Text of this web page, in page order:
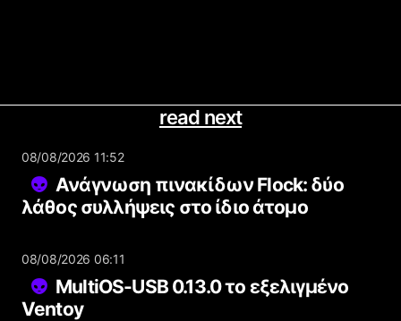
read next
08/08/2026 11:52
Ανάγνωση πινακίδων Flock: δύο
λάθος συλλήψεις στο ίδιο άτομο
08/08/2026 06:11
MultiOS-USB 0.13.0 το εξελιγμένο
Ventoy